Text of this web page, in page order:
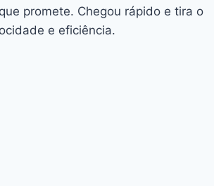
promete. Chegou rápido e tira o
e eficiência.